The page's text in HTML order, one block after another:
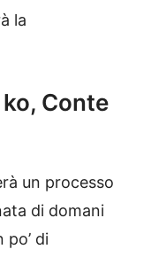
la
Conte
un processo
di domani
di